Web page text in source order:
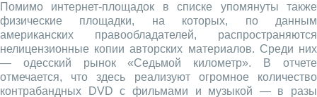
Помимо интернет-площадок в списке упомянуты также
физические площадки, на которых, по данным
американских правообладателей, распространяются
нелицензионные копии авторских материалов. Среди них
— одесский рынок «Седьмой километр». В отчете
отмечается, что здесь реализуют огромное количество
контрабандных DVD с фильмами и музыкой — в разы